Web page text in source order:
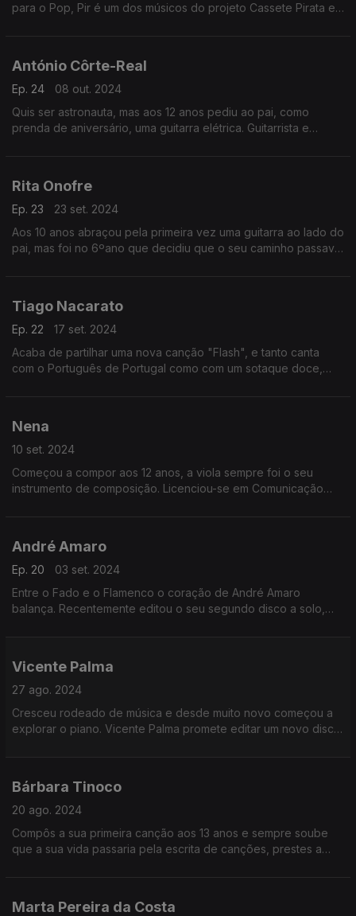
para o Pop, Pir é um dos músicos do projeto Cassete Pirata e
António Côrte-Real
Ep. 24
08 out. 2024
Quis ser astronauta, mas aos 12 anos pediu ao pai, como
prenda de aniversário, uma guitarra elétrica. Guitarrista e
Rita Onofre
Ep. 23
23 set. 2024
Aos 10 anos abraçou pela primeira vez uma guitarra ao lado do
pai, mas foi no 6ºano que decidiu que o seu caminho passava
Tiago Nacarato
Ep. 22
17 set. 2024
Acaba de partilhar uma nova canção "Flash", e tanto canta
com o Português de Portugal como com um sotaque doce,
Nena
10 set. 2024
Começou a compor aos 12 anos, a viola sempre foi o seu
instrumento de composição. Licenciou-se em Comunicação
André Amaro
Ep. 20
03 set. 2024
Entre o Fado e o Flamenco o coração de André Amaro
balança. Recentemente editou o seu segundo disco a solo,
Vicente Palma
27 ago. 2024
Cresceu rodeado de música e desde muito novo começou a
explorar o piano. Vicente Palma promete editar um novo disco
Bárbara Tinoco
20 ago. 2024
Compôs a sua primeira canção aos 13 anos e sempre soube
que a sua vida passaria pela escrita de canções, prestes a
Marta Pereira da Costa